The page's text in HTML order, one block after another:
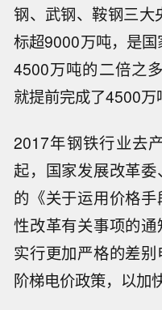
钢、武钢、鞍钢三大
标超9000万吨，是
4500万吨的二倍之
就提前完成了4500万
2017年钢铁行业去
起，国家发展改革
的《关于运用价格
性改革有关事项的
实行更加严格的差
阶梯电价政策，以加